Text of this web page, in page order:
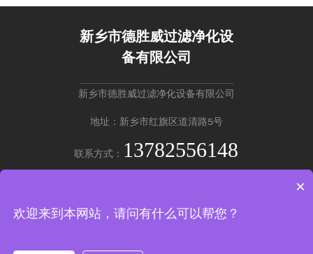
新乡市德胜威过滤净化设
备有限公司
新乡市德胜威过滤净化设备有限公司
地址：新乡市红旗区道清路5号
联系方式： 13782556148
×
欢迎来到本网站，请问有什么可以帮您？